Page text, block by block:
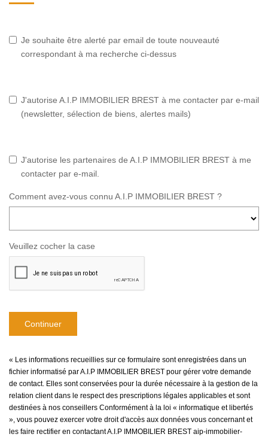
Je souhaite être alerté par email de toute nouveauté
correspondant à ma recherche ci-dessus
J'autorise A.I.P IMMOBILIER BREST à me contacter par e-mail
(newsletter, sélection de biens, alertes mails)
J'autorise les partenaires de A.I.P IMMOBILIER BREST à me
contacter par e-mail.
Comment avez-vous connu A.I.P IMMOBILIER BREST ?
Veuillez cocher la case
Continuer
« Les informations recueillies sur ce formulaire sont enregistrées dans un
fichier informatisé par A.I.P IMMOBILIER BREST pour gérer votre demande
de contact. Elles sont conservées pour la durée nécessaire à la gestion de la
relation client dans le respect des prescriptions légales applicables et sont
destinées à nos conseillers Conformément à la loi « informatique et libertés
», vous pouvez exercer votre droit d'accès aux données vous concernant et
les faire rectifier en contactant A.I.P IMMOBILIER BREST aip-immobilier-